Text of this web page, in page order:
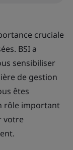
cruciale
BSI a
sensibiliser
de gestion
êtes
rôle important
votre